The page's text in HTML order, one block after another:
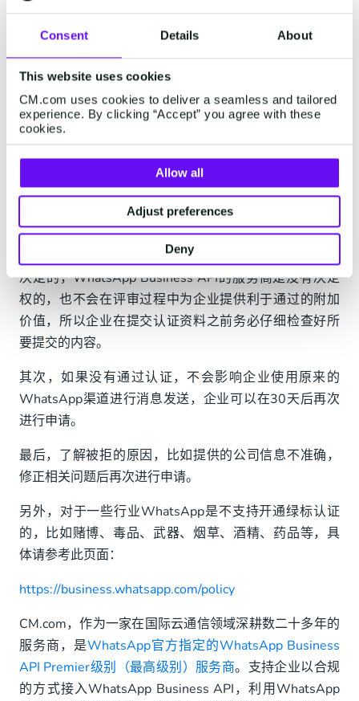
Consent Details About
This website uses cookies
CM.com uses cookies to deliver a seamless and tailored
experience. By clicking “Accept” you agree with these
cookies.
Allow all
Adjust preferences
Deny
度，比如拥有3-5个知名新闻媒体或杂志的媒体报
有效的评估内容。
满足以上条件后，企业即可在Facebook Business
Manager上按提示步骤进行申请了，WhatsApp会在收到
验证申请后的1-2日进行审核给予回复。
4. 认证被拒怎么办？
首先要明确一点，是否通过认证是由WhatsApp官方评审
决定的，WhatsApp Business API的服务商是没有决定
权的，也不会在评审过程中为企业提供利于通过的附加
价值，所以企业在提交认证资料之前务必仔细检查好所
要提交的内容。
其次，如果没有通过认证，不会影响企业使用原来的
WhatsApp渠道进行消息发送，企业可以在30天后再次
进行申请。
最后，了解被拒的原因，比如提供的公司信息不准确，
修正相关问题后再次进行申请。
另外，对于一些行业WhatsApp是不支持开通绿标认证
的，比如赌博、毒品、武器、烟草、酒精、药品等，具
体请参考此页面：
https://business.whatsapp.com/policy
CM.com，作为一家在国际云通信领域深耕数二十多年的
服务商，是WhatsApp官方指定的WhatsApp Business
API Premier级别（最高级别）服务商。支持企业以合规
的方式接入WhatsApp Business API，利用WhatsApp